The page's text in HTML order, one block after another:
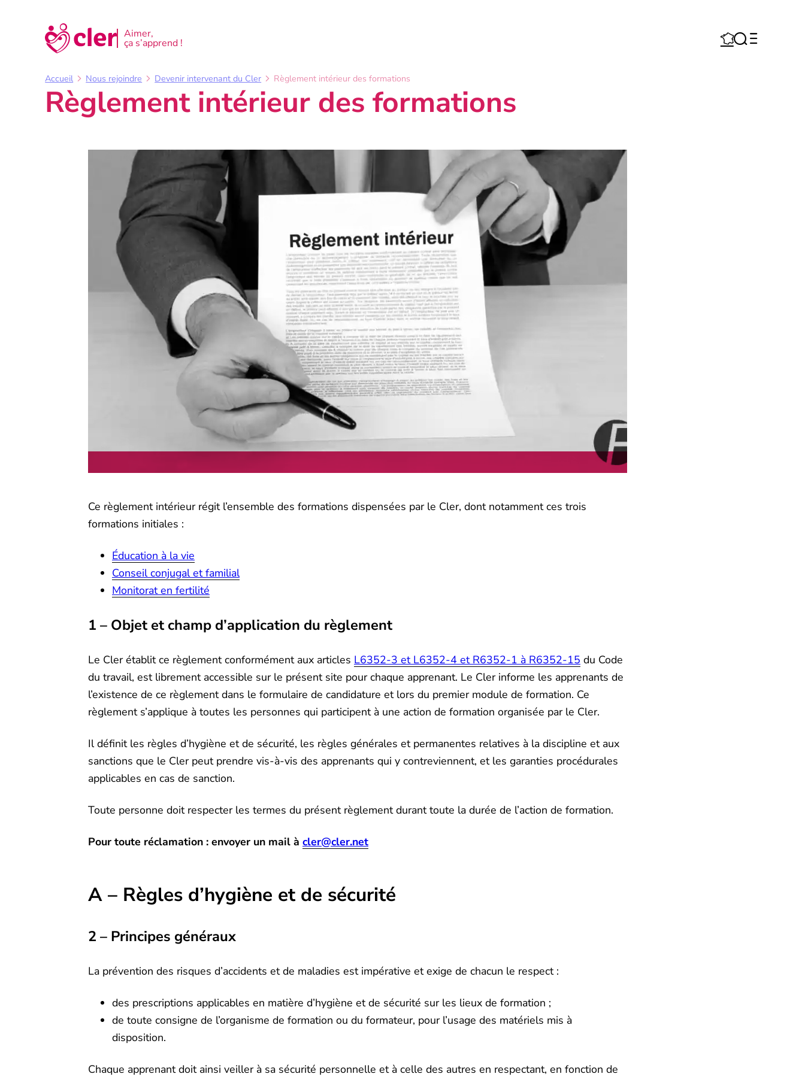
Aimer,
ça s’apprend !  
Accueil Nous rejoindre Devenir intervenant du Cler Règlement intérieur des formations
Règlement intérieur des formations
Ce règlement intérieur régit l’ensemble des formations dispensées par le Cler, dont notamment ces trois
formations initiales :
Éducation à la vie
Conseil conjugal et familial
Monitorat en fertilité
1 – Objet et champ d’application du règlement
Le Cler établit ce règlement conformément aux articles L6352-3 et L6352-4 et R6352-1 à R6352-15 du Code
du travail, est librement accessible sur le présent site pour chaque apprenant. Le Cler informe les apprenants de
l’existence de ce règlement dans le formulaire de candidature et lors du premier module de formation. Ce
règlement s’applique à toutes les personnes qui participent à une action de formation organisée par le Cler.
Il définit les règles d’hygiène et de sécurité, les règles générales et permanentes relatives à la discipline et aux
sanctions que le Cler peut prendre vis-à-vis des apprenants qui y contreviennent, et les garanties procédurales
applicables en cas de sanction.
Toute personne doit respecter les termes du présent règlement durant toute la durée de l’action de formation.
Pour toute réclamation : envoyer un mail à cler@cler.net
A – Règles d’hygiène et de sécurité
2 – Principes généraux
La prévention des risques d’accidents et de maladies est impérative et exige de chacun le respect :
des prescriptions applicables en matière d’hygiène et de sécurité sur les lieux de formation ;
de toute consigne de l’organisme de formation ou du formateur, pour l’usage des matériels mis à
disposition.
Chaque apprenant doit ainsi veiller à sa sécurité personnelle et à celle des autres en respectant, en fonction de